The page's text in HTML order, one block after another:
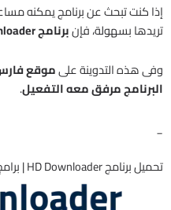
إذا كنت تبحث عن برنامج يمكنه
تريدها بسهولة، فإنبرنامج HD Downloader
وفى هذه التدوينة علىموقع
البرنامج مرفق معه التفعيل.
_
تحميل برنامج HD Downloader | برامج تنزيل الفيديو 2024